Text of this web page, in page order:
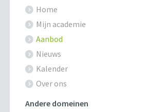
Home
Mijn academie
Aanbod
Nieuws
Kalender
Over ons
Andere domeinen